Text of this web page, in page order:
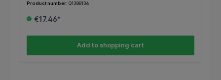
de HP printers heb je vaak de mogelijkheid om in plaats van
voor nog meer en goedkoper printen. * Deze XL/HC cartridge
Product number: Q1388136
€17.46*
Add to shopping cart